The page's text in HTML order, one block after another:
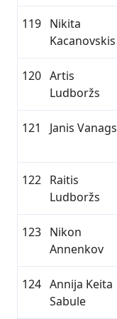
119 Nikita
Kacanovskis
120 Artis
Ludboržs
121 Janis Vanags
122 Raitis
Ludboržs
123 Nikon
Annenkov
124 Annija Keita
Sabule